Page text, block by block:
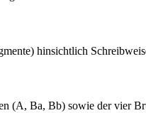
hinsichtlich
(A, Ba, Bb) sowie der vier